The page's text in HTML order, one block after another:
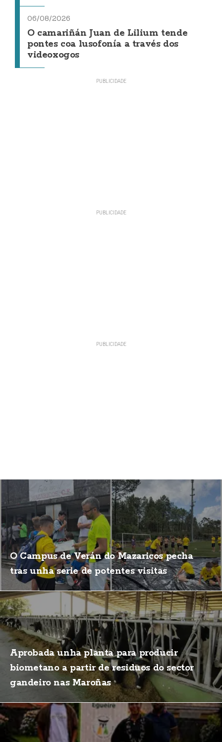
06/08/2026
O camariñán Juan de Lilium tende
pontes coa lusofonía a través dos
videoxogos
O Campus de Verán do Mazaricos pecha
tras unha serie de potentes visitas
Aprobada unha planta para producir
biometano a partir de residuos do sector
gandeiro nas Maroñas